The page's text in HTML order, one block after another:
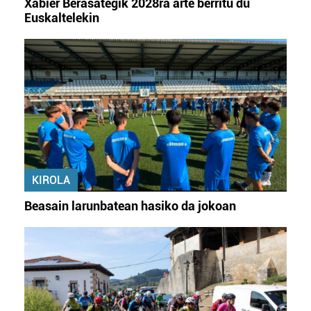
Xabier Berasategik 2028ra arte berritu du
Euskaltelekin
KIROLA
Beasain larunbatean hasiko da jokoan